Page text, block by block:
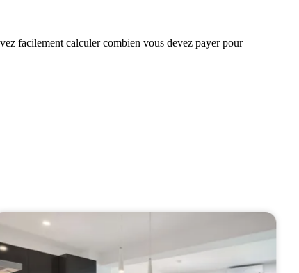
facilement calculer combien vous devez payer pour